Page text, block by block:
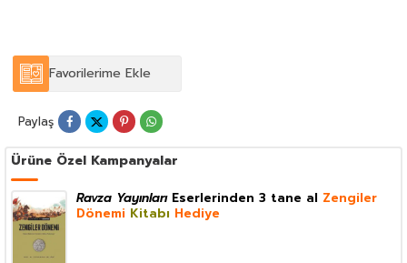
Favorilerime Ekle
Paylaş
Ürüne Özel Kampanyalar
Ravza Yayınları Eserlerinden 3 tane al Zengiler
Dönemi Kitabı Hediye